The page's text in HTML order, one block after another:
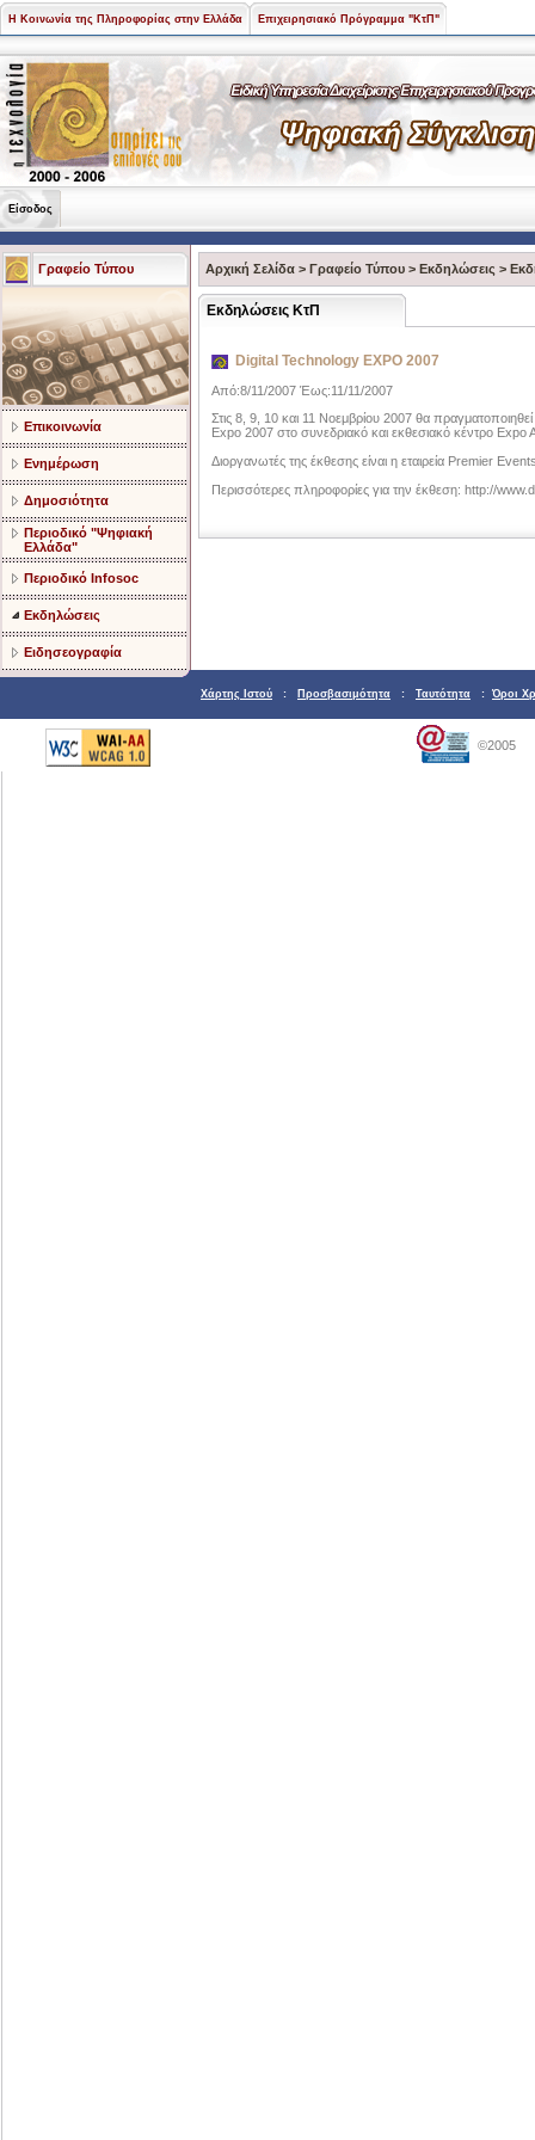
Η Κοινωνία της Πληροφορίας στην Ελλάδα Επιχειρησιακό Πρόγραμμα "ΚτΠ"
Είσοδος
Γραφείο Τύπου
Επικοινωνία
Ενημέρωση
Δημοσιότητα
Περιοδικό "Ψηφιακή
Ελλάδα"
Περιοδικό Infosoc
Εκδηλώσεις
Ειδησεογραφία
Αρχική Σελίδα > Γραφείο Τύπου > Εκδηλώσεις >
Εκδηλώσεις ΚτΠ
Digital Technology EXPO 2007
Από:8/11/2007 Έως:11/11/2007
Στις 8, 9, 10 και 11 Νοεμβρίου 2007 θα
Expo 2007 στο συνεδριακό και εκθεσιακό κέντρο
Διοργανωτές της έκθεσης είναι η εταιρεία Premier
Περισσότερες πληροφορίες για την έκθεση: http://
Χάρτης Ιστού : Προσβασιμότητα : Ταυτότητα : Όροι
©2005